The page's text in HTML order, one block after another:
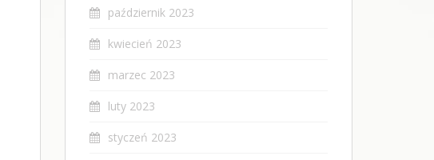
październik 2023
kwiecień 2023
marzec 2023
luty 2023
styczeń 2023